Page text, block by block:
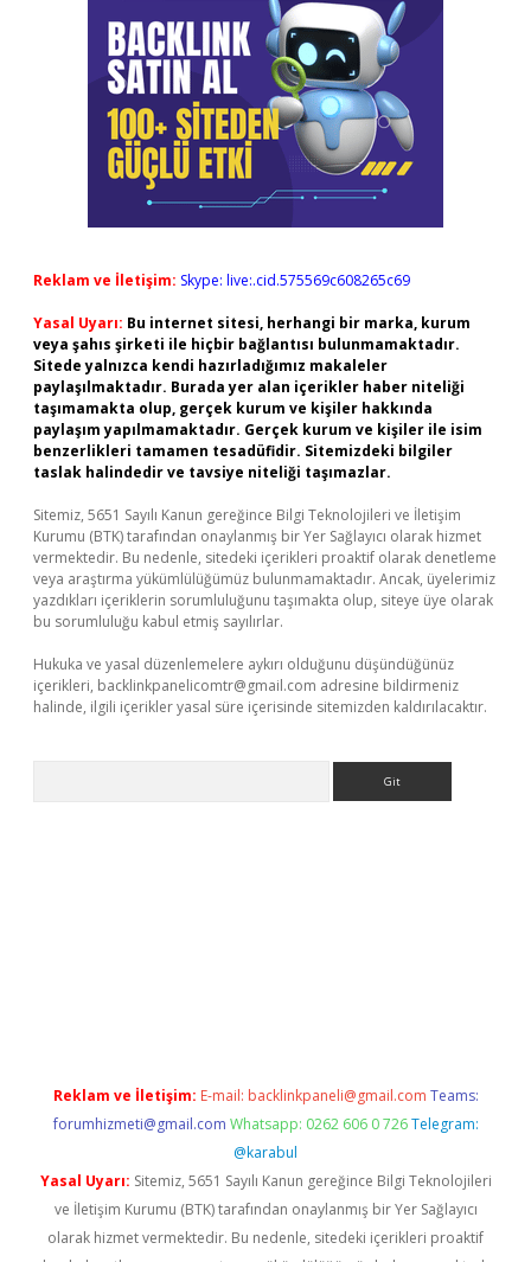
Reklam ve İletişim: Skype: live:.cid.575569c608265c69
Yasal Uyarı: Bu internet sitesi, herhangi bir marka, kurum
veya şahıs şirketi ile hiçbir bağlantısı bulunmamaktadır.
Sitede yalnızca kendi hazırladığımız makaleler
paylaşılmaktadır. Burada yer alan içerikler haber niteliği
taşımamakta olup, gerçek kurum ve kişiler hakkında
paylaşım yapılmamaktadır. Gerçek kurum ve kişiler ile isim
benzerlikleri tamamen tesadüfidir. Sitemizdeki bilgiler
taslak halindedir ve tavsiye niteliği taşımazlar.
Sitemiz, 5651 Sayılı Kanun gereğince Bilgi Teknolojileri ve İletişim
Kurumu (BTK) tarafından onaylanmış bir Yer Sağlayıcı olarak hizmet
vermektedir. Bu nedenle, sitedeki içerikleri proaktif olarak denetleme
veya araştırma yükümlülüğümüz bulunmamaktadır. Ancak, üyelerimiz
yazdıkları içeriklerin sorumluluğunu taşımakta olup, siteye üye olarak
bu sorumluluğu kabul etmiş sayılırlar.
Hukuka ve yasal düzenlemelere aykırı olduğunu düşündüğünüz
içerikleri, backlinkpanelicomtr@gmail.com adresine bildirmeniz
halinde, ilgili içerikler yasal süre içerisinde sitemizden kaldırılacaktır.
Reklam ve İletişim: E-mail: backlinkpaneli@gmail.com Teams:
forumhizmeti@gmail.com Whatsapp: 0262 606 0 726 Telegram:
@karabul
Yasal Uyarı: Sitemiz, 5651 Sayılı Kanun gereğince Bilgi Teknolojileri
ve İletişim Kurumu (BTK) tarafından onaylanmış bir Yer Sağlayıcı
olarak hizmet vermektedir. Bu nedenle, sitedeki içerikleri proaktif